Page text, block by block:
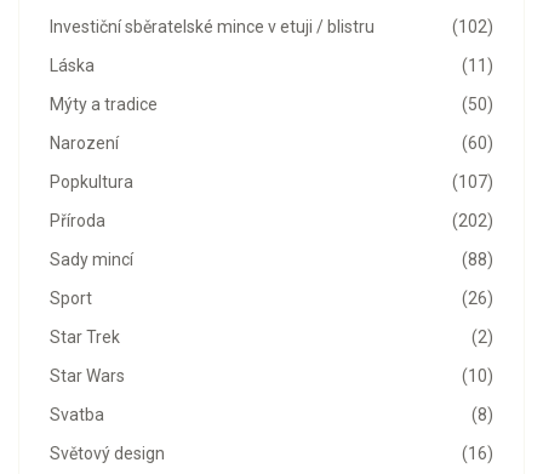
(102)
Investiční sběratelské mince v etuji / blistru
(11)
Láska
(50)
Mýty a tradice
(60)
Narození
(107)
Popkultura
(202)
Příroda
(88)
Sady mincí
(26)
Sport
(2)
Star Trek
(10)
Star Wars
(8)
Svatba
(16)
Světový design